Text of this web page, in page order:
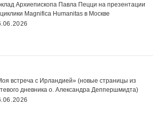
Архиепископа Павла Пецци на презентации
Magnifica Нumanitas в Москве
встреча с Ирландией» (новые страницы из
дневника о. Александра Деппершмидта)